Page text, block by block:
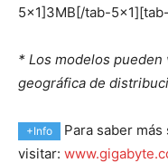
5×1]3MB[/tab-
* Los modelos pueden
geográfica de
+Info
Para saber más
visitar: